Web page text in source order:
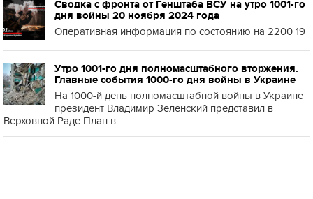
Сводка с фронта от Генштаба ВСУ на утро 1001-го
дня войны 20 ноября 2024 года
Оперативная информация по состоянию на 2200 19
Утро 1001-го дня полномасштабного вторжения.
Главные события 1000-го дня войны в Украине
На 1000-й день полномасштабной войны в Украине
президент Владимир Зеленский представил в
Верховной Раде План в...